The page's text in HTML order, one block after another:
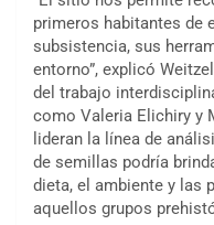
primeros habitantes de
subsistencia, sus
entorno”, explicó
del trabajo
como Valeria Elichiry y
lideran la línea de
de semillas podría
dieta, el ambiente y las
aquellos grupos